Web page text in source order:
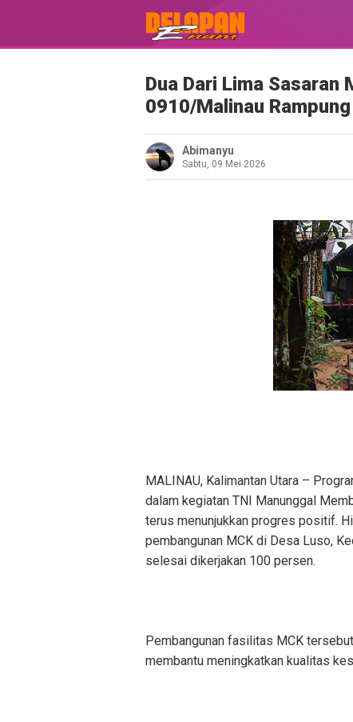
Dua Dari Lima Sasaran
0910/Malinau
Abimanyu
Sabtu, 09 Mei 2026
MALINAU, Kalimantan Utara –
dalam kegiatan TNI Manunggal
terus menunjukkan progres positif.
pembangunan MCK di Desa Luso,
selesai dikerjakan 100 persen.
Pembangunan fasilitas MCK
membantu meningkatkan kualitas